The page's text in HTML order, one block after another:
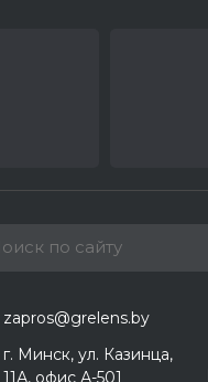
zapros@grelens.by
г. Минск, ул. Казинца,
11А, офис А-501